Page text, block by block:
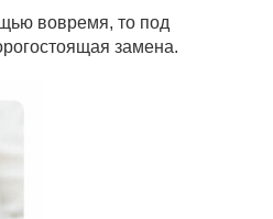
вовремя, то под
замена.